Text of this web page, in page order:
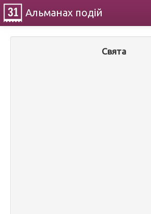
Альманах подій
Свята